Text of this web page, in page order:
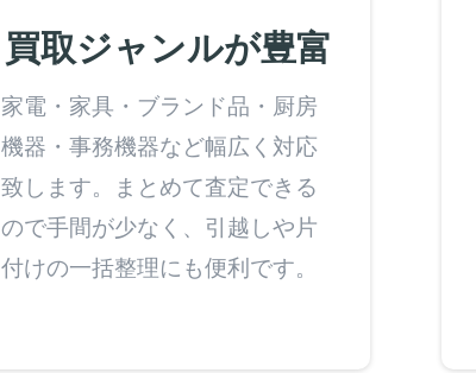
買取ジャンルが豊富
家電・家具・ブランド品・厨房
機器・事務機器など幅広く対応
致します。まとめて査定できる
ので手間が少なく、引越しや片
付けの一括整理にも便利です。